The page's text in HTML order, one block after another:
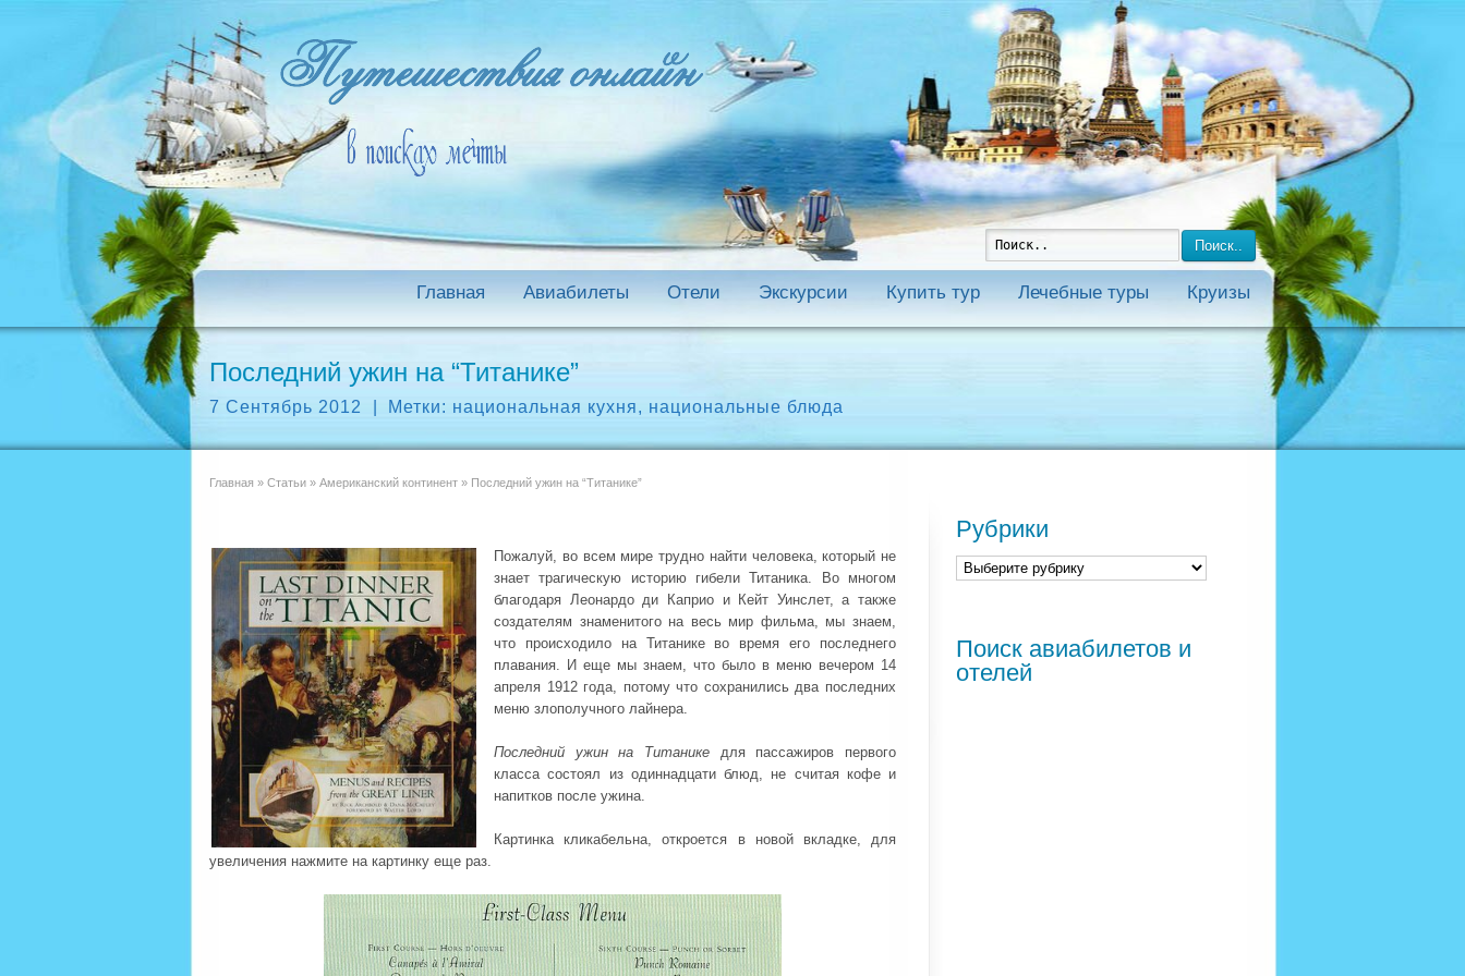
Поиск..
Главная Авиабилеты Отели Экскурсии Купить тур Лечебные туры Круизы
Последний ужин на “Титанике”
7 Сентябрь 2012 Метки: национальная кухня, национальные блюда
Главная » Статьи » Американский континент » Последний ужин на “Титанике”
Пожалуй, во всем мире трудно найти человека, который не
знает трагическую историю гибели Титаника. Во многом
благодаря Леонардо ди Каприо и Кейт Уинслет, а также
создателям знаменитого на весь мир фильма, мы знаем,
что происходило на Титанике во время его последнего
плавания. И еще мы знаем, что было в меню вечером 14
апреля 1912 года, потому что сохранились два последних
меню злополучного лайнера.
Последний ужин на Титанике для пассажиров первого
класса состоял из одиннадцати блюд, не считая кофе и
напитков после ужина.
Картинка кликабельна, откроется в новой вкладке, для
увеличения нажмите на картинку еще раз.
Рубрики
Поиск авиабилетов и
отелей